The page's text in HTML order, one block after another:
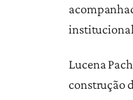
Lucena
construção